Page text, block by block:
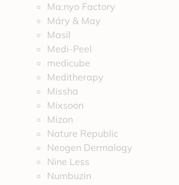
Ma:nyo Factory
Máry & May
Masil
Medi-Peel
medicube
Meditherapy
Missha
Mixsoon
Mizon
Nature Republic
Neogen Dermalogy
Nine Less
Numbuzin